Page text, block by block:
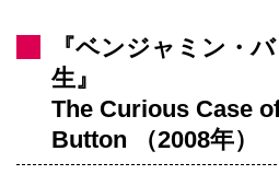
『ベンジャミン・
生』
The Curious Case
Button （2008年）